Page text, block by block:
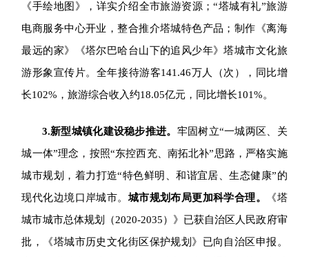
《手绘地图》，详实介绍全市旅游资源；“塔城有礼”旅游
电商服务中心开业，整合推介塔城特色产品；制作《离海
最远的家》《塔尔巴哈台山下的追风少年》塔城市文化旅
游形象宣传片。 全年接待游客141.46万人（次），同比增
长102%，旅游综合收入约18.05亿元，同比增长101%。
3.新型城镇化建设稳步推进。 牢固树立“一城两区、关
城一体”理念，按照“东控西充、南拓北补”思路，严格实施
城市规划，着力打造“特色鲜明、和谐宜居、生态健康”的
现代化边境口岸城市。城市规划布局更加科学合理。
《塔
城市城市总体规划（2020-2035）》已获自治区人民政府审
批，《塔城市历史文化街区保护规划》已向自治区申报。